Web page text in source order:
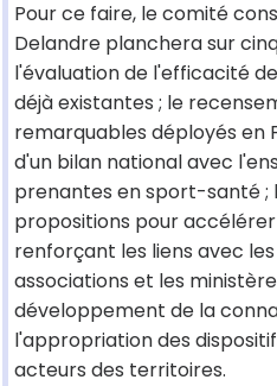
Pour ce faire, le comité
Delandre planchera sur
l'évaluation de l'efficacité
déjà existantes ; le
remarquables déployés en
d'un bilan national avec
prenantes en sport-santé ;
propositions pour
renforçant les liens avec
associations et les
développement de la
l'appropriation des
acteurs des territoires.